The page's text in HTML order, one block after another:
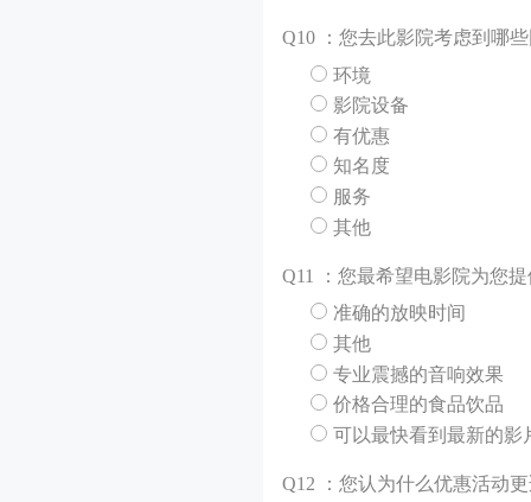
Q10 ：您去此影院考虑到哪些
环境
影院设备
有优惠
知名度
服务
其他
Q11 ：您最希望电影院为您
准确的放映时间
其他
专业震撼的音响效果
价格合理的食品饮品
可以最快看到最新的影
Q12 ：您认为什么优惠活动更